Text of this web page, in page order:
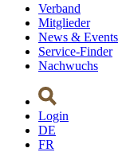
Verband
Mitglieder
News & Events
Service-Finder
Nachwuchs
Login
DE
FR